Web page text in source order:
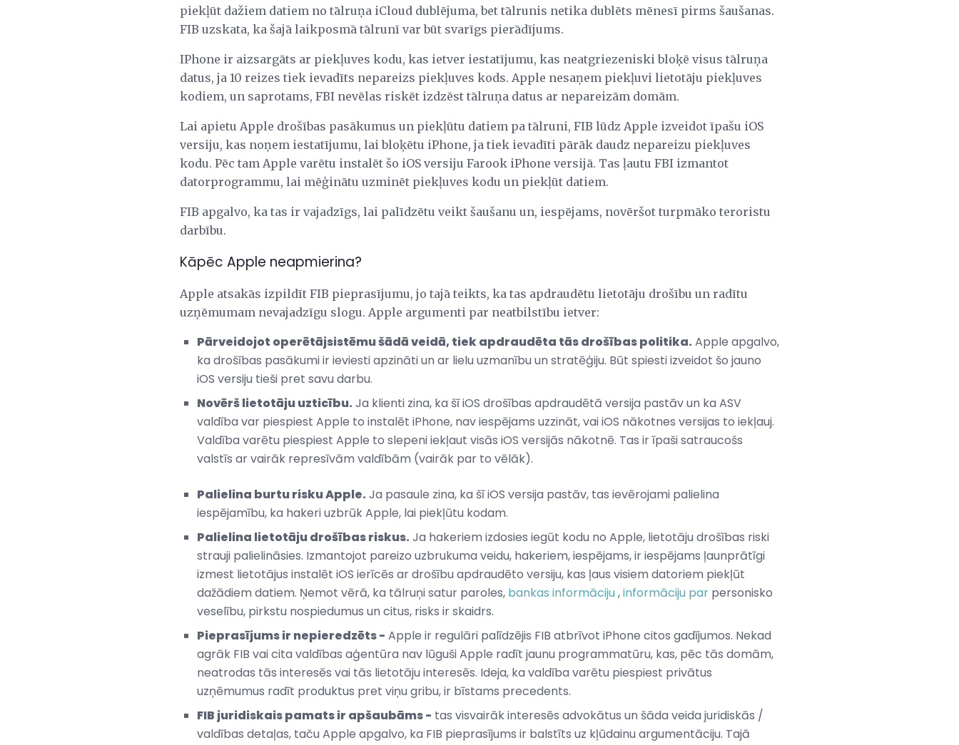
piekļūt dažiem datiem no tālruņa iCloud dublējuma, bet tālrunis netika dublēts mēnesī pirms šaušanas.
FIB uzskata, ka šajā laikposmā tālrunī var būt svarīgs pierādījums.
IPhone ir aizsargāts ar piekļuves kodu, kas ietver iestatījumu, kas neatgriezeniski bloķē visus tālruņa
datus, ja 10 reizes tiek ievadīts nepareizs piekļuves kods. Apple nesaņem piekļuvi lietotāju piekļuves
kodiem, un saprotams, FBI nevēlas riskēt izdzēst tālruņa datus ar nepareizām domām.
Lai apietu Apple drošības pasākumus un piekļūtu datiem pa tālruni, FIB lūdz Apple izveidot īpašu iOS
versiju, kas noņem iestatījumu, lai bloķētu iPhone, ja tiek ievadīti pārāk daudz nepareizu piekļuves
kodu. Pēc tam Apple varētu instalēt šo iOS versiju Farook iPhone versijā. Tas ļautu FBI izmantot
datorprogrammu, lai mēģinātu uzminēt piekļuves kodu un piekļūt datiem.
FIB apgalvo, ka tas ir vajadzīgs, lai palīdzētu veikt šaušanu un, iespējams, novēršot turpmāko teroristu
darbību.
Kāpēc Apple neapmierina?
Apple atsakās izpildīt FIB pieprasījumu, jo tajā teikts, ka tas apdraudētu lietotāju drošību un radītu
uzņēmumam nevajadzīgu slogu. Apple argumenti par neatbilstību ietver:
Pārveidojot operētājsistēmu šādā veidā, tiek apdraudēta tās drošības politika. Apple apgalvo,
ka drošības pasākumi ir ieviesti apzināti un ar lielu uzmanību un stratēģiju. Būt spiesti izveidot šo jauno
iOS versiju tieši pret savu darbu.
Novērš lietotāju uzticību. Ja klienti zina, ka šī iOS drošības apdraudētā versija pastāv un ka ASV
valdība var piespiest Apple to instalēt iPhone, nav iespējams uzzināt, vai iOS nākotnes versijas to iekļauj.
Valdība varētu piespiest Apple to slepeni iekļaut visās iOS versijās nākotnē. Tas ir īpaši satraucošs
valstīs ar vairāk represīvām valdībām (vairāk par to vēlāk).
Palielina burtu risku Apple. Ja pasaule zina, ka šī iOS versija pastāv, tas ievērojami palielina
iespējamību, ka hakeri uzbrūk Apple, lai piekļūtu kodam.
Palielina lietotāju drošības riskus. Ja hakeriem izdosies iegūt kodu no Apple, lietotāju drošības riski
strauji palielināsies. Izmantojot pareizo uzbrukuma veidu, hakeriem, iespējams, ir iespējams ļaunprātīgi
izmest lietotājus instalēt iOS ierīcēs ar drošību apdraudēto versiju, kas ļaus visiem datoriem piekļūt
dažādiem datiem. Ņemot vērā, ka tālruņi satur paroles, bankas informāciju,informāciju par personisko
veselību, pirkstu nospiedumus un citus, risks ir skaidrs.
Pieprasījums ir nepieredzēts - Apple ir regulāri palīdzējis FIB atbrīvot iPhone citos gadījumos. Nekad
agrāk FIB vai cita valdības aģentūra nav lūguši Apple radīt jaunu programmatūru, kas, pēc tās domām,
neatrodas tās interesēs vai tās lietotāju interesēs. Ideja, ka valdība varētu piespiest privātus
uzņēmumus radīt produktus pret viņu gribu, ir bīstams precedents.
FIB juridiskais pamats ir apšaubāms - tas visvairāk interesēs advokātus un šāda veida juridiskās /
valdības detaļas, taču Apple apgalvo, ka FIB pieprasījums ir balstīts uz kļūdainu argumentāciju. Tajā